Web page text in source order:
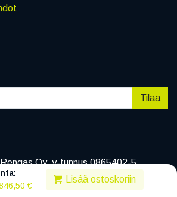
€
Lisää ostoskoriin
Tilaa
Oy, y-tunnus 0865402-5
|Tietosuojaseloste